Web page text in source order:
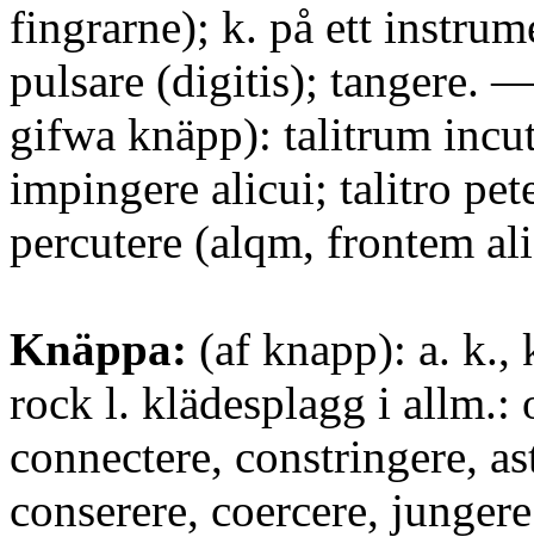
fingrarne); k. på ett
pulsare (digitis); tangere.
gifwa knäpp): talitrum
impingere alicui; talitro
percutere (alqm, frontem
Knäppa: (af knapp): a. k.,
rock l. klädesplagg i allm.:
connectere, constringere,
conserere, coercere,